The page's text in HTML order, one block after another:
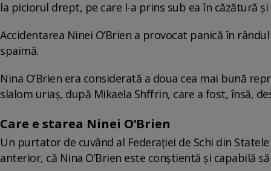
la piciorul drept, pe care l-a prins sub ea în căzătură
Accidentarea Ninei O’Brien a provocat panică în
spaimă.
Nina O’Brien era considerată a doua cea mai bună
slalom uriaș, după Mikaela Shffrin, care a fost, însă,
Care e starea Ninei O’Brien
Un purtator de cuvând al Federației de Schi din
anterior, că Nina O’Brien este conștientă și capabilă